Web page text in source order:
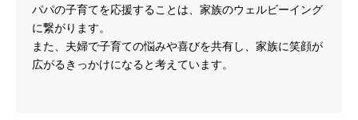
パパの子育てを応援することは、家族のウェルビーイング
に繋がります。
また、夫婦で子育ての悩みや喜びを共有し、家族に笑顔が
広がるきっかけになると考えています。